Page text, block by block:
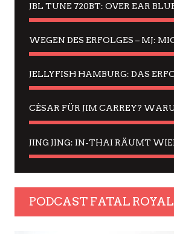
PODCAST FATAL ROYAL